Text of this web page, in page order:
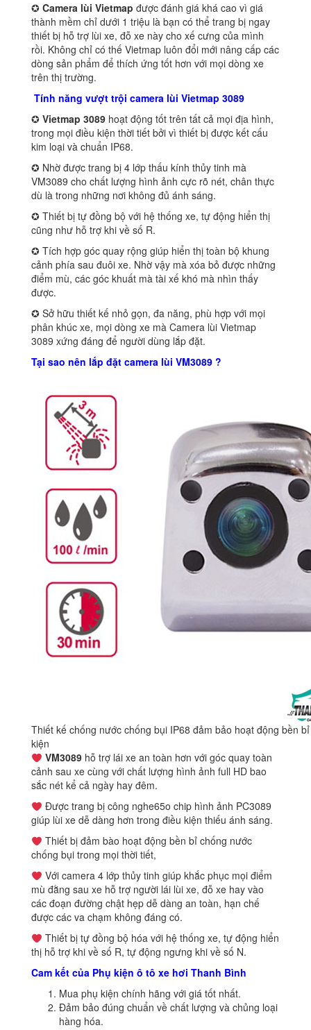
✪ Camera lùi Vietmap được đánh giá khá cao vì giá
thành mềm chỉ dưới 1 triệu là bạn có thể trang bị ngay
thiết bị hỗ trợ lùi xe, đỗ xe này cho xế cưng của mình
rồi. Không chỉ có thế Vietmap luôn đổi mới nâng cấp các
dòng sản phẩm để thích ứng tốt hơn với mọi dòng xe
trên thị trường.
Tính năng vượt trội camera lùi Vietmap 3089
✪ Vietmap 3089 hoạt động tốt trên tất cả mọi địa hình,
trong mọi điều kiện thời tiết bởi vì thiết bị được kết cấu
kim loại và chuẩn IP68.
✪ Nhờ được trang bị 4 lớp thấu kính thủy tinh mà
VM3089 cho chất lượng hình ảnh cực rõ nét, chân thực
dù là trong những nơi không đủ ánh sáng.
✪ Thiết bị tự đồng bộ với hệ thống xe, tự động hiển thị
cũng như hỗ trợ khi về số R.
✪ Tích hợp góc quay rộng giúp hiển thị toàn bộ khung
cảnh phía sau đuôi xe. Nhờ vậy mà xóa bỏ được những
điểm mù, các góc khuất mà tài xế khó mà nhìn thấy
được.
✪ Sở hữu thiết kế nhỏ gọn, đa năng, phù hợp với mọi
phân khúc xe, mọi dòng xe mà Camera lùi Vietmap
3089 xứng đáng để người dùng lắp đặt.
Tại sao nên lắp đặt camera lùi VM3089 ?
Thiết kế chống nước chống bụi IP68 đảm bảo hoạt động bền
kiện
VM3089hỗ trợ lái xe an toàn hơn với góc quay toàn
cảnh sau xe cùng với chất lượng hình ảnh full HD bao
sắc nét kể cả ngày hay đêm.
Được trang bị công nghe65o chip hình ảnh PC3089
giúp lùi xe dễ dàng hơn trong điều kiện thiếu ánh sáng.
Thiết bị đảm bào hoạt động bền bỉ chống nước
chống bụi trong mọi thời tiết,
Với camera 4 lớp thủy tinh giúp khắc phục mọi điểm
mù đằng sau xe hỗ trợ người lái lùi xe, đỗ xe hay vào
các đoạn đường chật hẹp dễ dàng an toàn, hạn chế
được các va chạm không đáng có.
Thiết bị tự đồng bộ hóa với hệ thống xe, tự động hiển
thị hỗ trợ khi về số R, tự động ngưng khi về số N.
Cam kết của Phụ kiện ô tô xe hơi Thanh Bình
Mua phụ kiện chính hãng với giá tốt nhất.
Đảm bảo đúng chuẩn về chất lượng và chủng loại
hàng hóa.